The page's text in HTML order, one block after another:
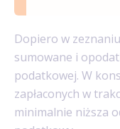
Dopiero w
sumowane i
podatkowej. W
zapłaconych w
minimalnie niższa